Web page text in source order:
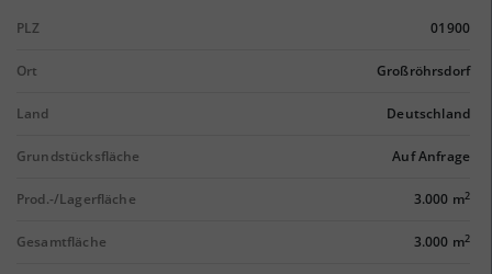
PLZ 01900
Ort Großröhrsdorf
Land Deutschland
Grundstücksfläche Auf Anfrage
Prod.-/Lagerfläche 3.000 m2
Gesamtfläche 3.000 m2